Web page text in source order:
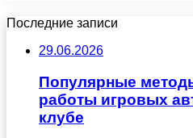
Последние записи
29.06.2026
Популярные
работы игровых
клубе